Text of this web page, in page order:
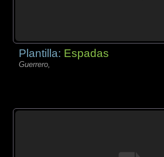
Plantilla: Espadas
Guerrero,